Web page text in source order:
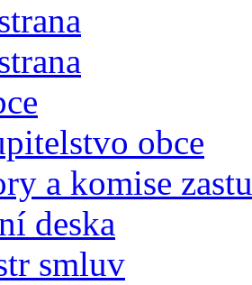
obce
a komise
deska
smluv